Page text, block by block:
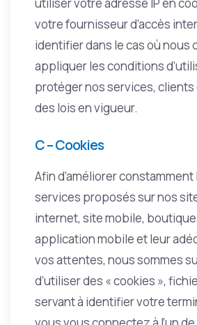
votre fournisseur d’accès
identifier dans le cas où nous
appliquer les conditions
protéger nos services,
des lois en vigueur.
C – Cookies
Afin d’améliorer
services proposés sur nos
internet, site mobile,
application mobile et leur
vos attentes, nous sommes
d’utiliser des « cookies »,
servant à identifier votre